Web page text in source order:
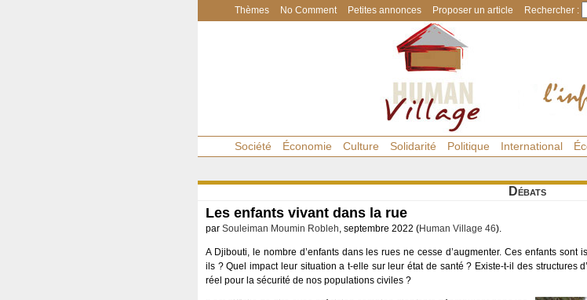
Thèmes No Comment Petites annonces Proposer un article Rechercher :
Société Économie Culture Solidarité Politique International
Débats
Les enfants vivant dans la rue
par Souleiman Moumin Robleh, septembre 2022 (Human Village 46).
A Djibouti, le nombre d’enfants dans les rues ne cesse d’augmenter. Ces enfants
ils ? Quel impact leur situation a t-elle sur leur état de santé ? Existe-t-il des structures
réel pour la sécurité de nos populations civiles ?